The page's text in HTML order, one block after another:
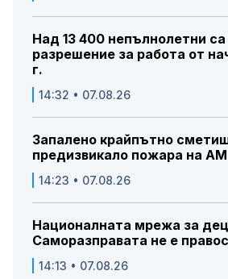
Над 13 400 непълнолетни
разрешение за работа от
г.
14:32 • 07.08.26
Запалено крайпътно
предизвикало пожара на
14:23 • 07.08.26
Националната мрежа за
Саморазправата не е
14:13 • 07.08.26